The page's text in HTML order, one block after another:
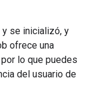
se inicializó, y
ofrece una
lo que puedes
del usuario de